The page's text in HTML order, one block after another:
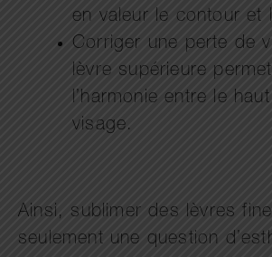
en valeur le contour et
Corriger une perte de
lèvre supérieure
l’harmonie entre le
visage.
Ainsi, sublimer des lèvres
seulement une question